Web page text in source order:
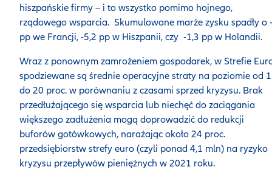
hiszpańskie firmy – i to wszystko pomimo hojnego,
rządowego wsparcia. Skumulowane marże zysku spadły o
pp we Francji, -5,2 pp w Hiszpanii, czy -1,3 pp w Holandii.
Wraz z ponownym zamrożeniem gospodarek, w Strefie
spodziewane są średnie operacyjne straty na poziomie od
do 20 proc. w porównaniu z czasami sprzed kryzysu. Brak
przedłużającego się wsparcia lub niechęć do zaciągania
większego zadłużenia mogą doprowadzić do redukcji
buforów gotówkowych, narażając około 24 proc.
przedsiębiorstw strefy euro (czyli ponad 4,1 mln) na ryzyko
kryzysu przepływów pieniężnych w 2021 roku.